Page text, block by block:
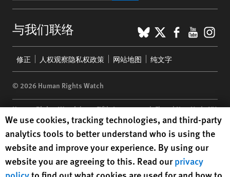
与我们联络 BlueSky
X
menu
修正 人权观察隐私权政策 网站地图 纯文字
© 2026 Human Rights Watch
Human Rights Watch| 350 Fifth Avenue, 34th Floor | New York,NY
10118-3299USA|t 1.212.290.4700
Human Rights Watchis a 501(C)(3) nonprofit registered in the US
under EIN: 13-2875808
Human Rights Watch cookie preferences
We use cookies, tracking technologies, and third-party
analytics tools to better understand who is using the
website and improve your experience. By using our
website you are agreeing to this. Read ourprivacy